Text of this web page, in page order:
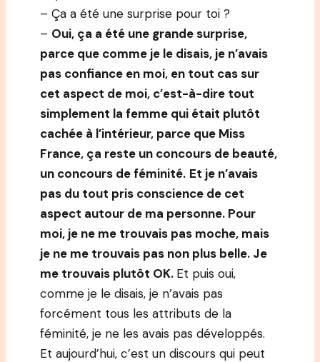
– Ça a été une surprise pour toi ?
– Oui, ça a été une grande surprise,
parce que comme je le disais, je n’avais
pas confiance en moi, en tout cas sur
cet aspect de moi, c’est-à-dire tout
simplement la femme qui était plutôt
cachée à l’intérieur, parce que Miss
France, ça reste un concours de beauté,
un concours de féminité. Et je n’avais
pas du tout pris conscience de cet
aspect autour de ma personne. Pour
moi, je ne me trouvais pas moche, mais
je ne me trouvais pas non plus belle. Je
me trouvais plutôt OK. Et puis oui,
comme je le disais, je n’avais pas
forcément tous les attributs de la
féminité, je ne les avais pas développés.
Et aujourd’hui, c’est un discours qui peut